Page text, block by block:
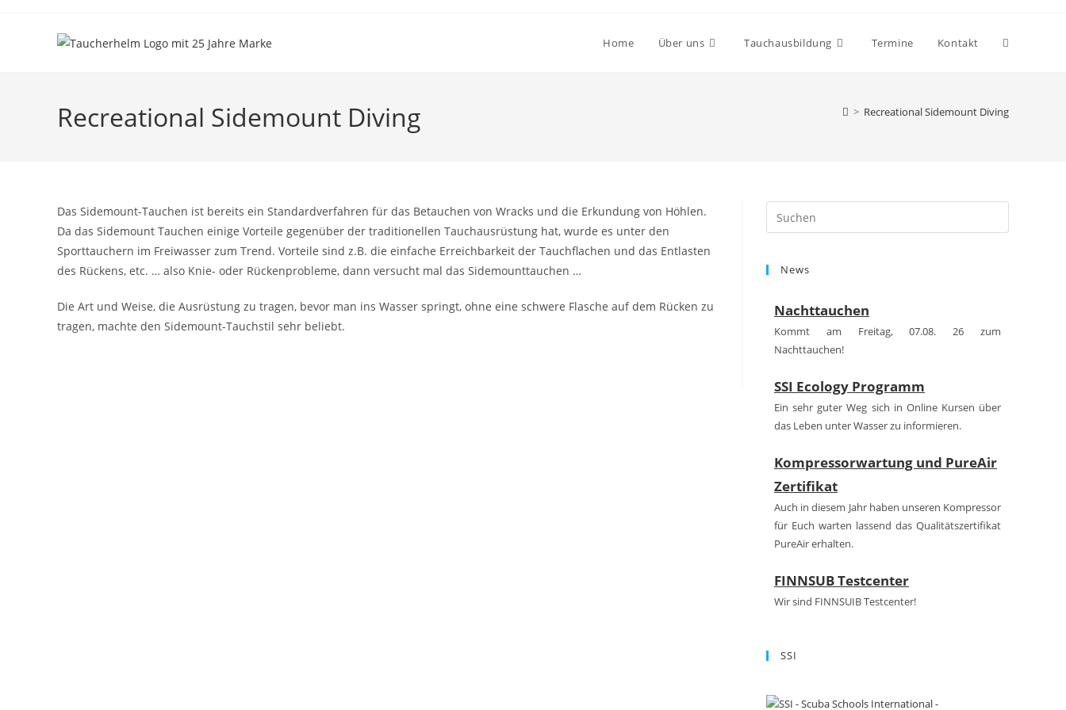
Home Über uns Tauchausbildung Termine Kontakt Website-
Recreational Sidemount Diving > Recreational Sidemount Diving
Das Sidemount-Tauchen ist bereits ein Standardverfahren für das Betauchen von Wracks und die Erkundung von Höhlen.
Da das Sidemount Tauchen einige Vorteile gegenüber der traditionellen Tauchausrüstung hat, wurde es unter den
Sporttauchern im Freiwasser zum Trend. Vorteile sind z.B. die einfache Erreichbarkeit der Tauchflachen und das Entlasten
des Rückens, etc. … also Knie- oder Rückenprobleme, dann versucht mal das Sidemounttauchen …
Die Art und Weise, die Ausrüstung zu tragen, bevor man ins Wasser springt, ohne eine schwere Flasche auf dem Rücken zu
tragen, machte den Sidemount-Tauchstil sehr beliebt.
Escape
News
Nachttauchen
Kommt am Freitag, 07.08. 26 zum
Nachttauchen!
SSI Ecology Programm
Ein sehr guter Weg sich in Online Kursen über
das Leben unter Wasser zu informieren.
Kompressorwartung und PureAir
Zertifikat
Auch in diesem Jahr haben unseren Kompressor
für Euch warten lassend das Qualitätszertifikat
PureAir erhalten.
FINNSUB Testcenter
Wir sind FINNSUIB Testcenter!
SSI